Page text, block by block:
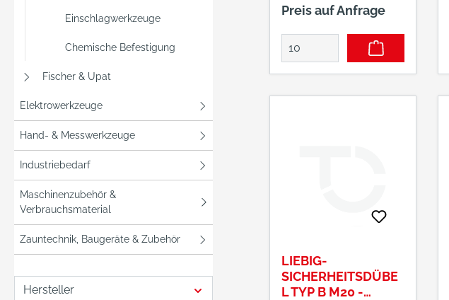
Einschlagwerkzeuge
Chemische Befestigung
Fischer & Upat
Elektrowerkzeuge
Hand- & Messwerkzeuge
Industriebedarf
Maschinenzubehör &
Verbrauchsmaterial
Zauntechnik, Baugeräte & Zubehör
Hersteller
Preis auf Anfrage
LIEBIG-
SICHERHEITSDÜBE
L TYP B M20 -